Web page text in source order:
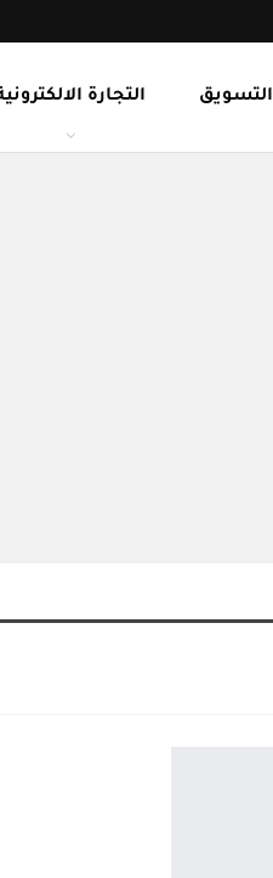
التجارة التسويق